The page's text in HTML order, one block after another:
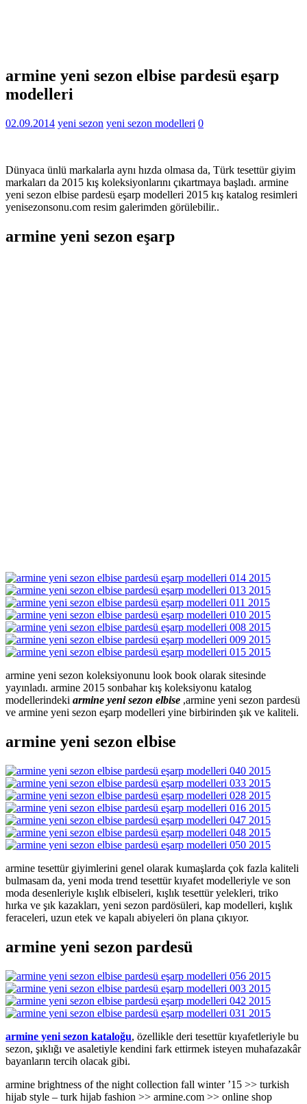
armine yeni sezon elbise pardesü eşarp
modelleri
02.09.2014 yeni sezon yeni sezon modelleri 0
Dünyaca ünlü markalarla aynı hızda olmasa da, Türk tesettür giyim
markaları da 2015 kış koleksiyonlarını çıkartmaya başladı. armine
yeni sezon elbise pardesü eşarp modelleri 2015 kış katalog resimleri
yenisezonsonu.com resim galerimden görülebilir..
armine yeni sezon eşarp
armine yeni sezon koleksiyonunu look book olarak sitesinde
yayınladı. armine 2015 sonbahar kış koleksiyonu katalog
modellerindeki armine yeni sezon elbise ,armine yeni sezon pardesü
ve armine yeni sezon eşarp modelleri yine birbirinden şık ve kaliteli.
armine yeni sezon elbise
armine tesettür giyimlerini genel olarak kumaşlarda çok fazla kaliteli
bulmasam da, yeni moda trend tesettür kıyafet modelleriyle ve son
moda desenleriyle kışlık elbiseleri, kışlık tesettür yelekleri, triko
hırka ve şık kazakları, yeni sezon pardösüleri, kap modelleri, kışlık
feraceleri, uzun etek ve kapalı abiyeleri ön plana çıkıyor.
armine yeni sezon pardesü
armine yeni sezon kataloğu, özellikle deri tesettür kıyafetleriyle bu
sezon, şıklığı ve asaletiyle kendini fark ettirmek isteyen muhafazakâr
bayanların tercih olacak gibi.
armine brightness of the night collection fall winter ’15 >> turkish
hijab style – turk hijab fashion >> armine.com >> online shop